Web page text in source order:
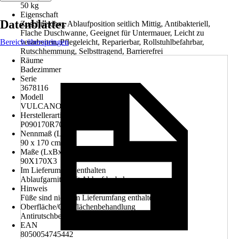
50 kg
Eigenschaft
Zuschneidbar, Ablaufposition seitlich Mittig, Antibakteriell,
Flache Duschwanne, Geeignet für Untermauer, Leicht zu
verarbeiten, Pflegeleicht, Reparierbar, Rollstuhlbefahrbar,
Rutschhemmung, Selbsttragend, Barrierefrei
Räume
Badezimmer
Serie
3678116
Modell
VULCANO LINE
Herstellerartikelnummer
P090170R7035
Nennmaß (LxB)
90 x 170 cm
Maße (LxBxH)
90X170X3
Im Lieferumfang enthalten
Ablaufgarnitur mit Ablaufdeckel
Hinweis
Füße sind nicht im Lieferumfang enthalten
Oberfläche/Oberflächenbehandlung
Antirutschbeschichtung
EAN
8050054745442
Datenblätter
Bereich überspringen